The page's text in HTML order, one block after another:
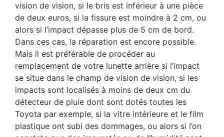
vision de vision, si le bris est inférieur à une pièce
de deux euros, si la fissure est moindre à 2 cm, ou
alors si l’impact dépasse plus de 5 cm de bord.
Dans ces cas, la réparation est encore possible.
Mais il est préférable de procéder au
remplacement de votre lunette arrière si l’impact
se situe dans le champ de vision de vision, si les
impacts sont localisés à moins de deux cm du
détecteur de pluie dont sont dotés toutes les
Toyota par exemple, si la vitre intérieure et le film
plastique ont subi des dommages, ou alors si l’on